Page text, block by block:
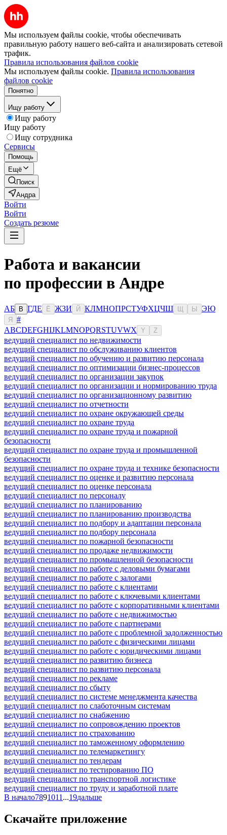
Мы используем файлы cookie, чтобы обеспечивать
правильную работу нашего веб-сайта и анализировать сетевой
трафик.
Правила использования файлов cookie
Мы используем файлы cookie. Правила использования
файлов cookie
Понятно
Ищу работу
Ищу работу
Ищу работу
Ищу сотрудника
Сервисы
Помощь
Ещё
Поиск
Андра
Войти
Войти
Создать резюме
Работа и вакансии
по профессии в Андре
АБ В ГДЕ Ё ЖЗИ Й КЛМНОПРСТУФХЦЧШ Ы ЭЮ
Я
#
ABCDEFGHIJKLMNOPQRSTUVWX Y Z
ведущий специалист по недвижимости
ведущий специалист по обслуживанию клиентов
ведущий специалист по обучению и развитию персонала
ведущий специалист по оптимизации бизнес-процессов
ведущий специалист по организации закупок
ведущий специалист по организации и нормированию труда
ведущий специалист по организационному развитию
ведущий специалист по отчетности
ведущий специалист по охране окружающей среды
ведущий специалист по охране труда
ведущий специалист по охране труда и пожарной
безопасности
ведущий специалист по охране труда и промышленной
безопасности
ведущий специалист по охране труда и технике безопасности
ведущий специалист по оценке и развитию персонала
ведущий специалист по оценке персонала
ведущий специалист по персоналу
ведущий специалист по планированию
ведущий специалист по планированию производства
ведущий специалист по подбору и адаптации персонала
ведущий специалист по подбору персонала
ведущий специалист по пожарной безопасности
ведущий специалист по продаже недвижимости
ведущий специалист по промышленной безопасности
ведущий специалист по работе с деловыми бумагами
ведущий специалист по работе с залогами
ведущий специалист по работе с клиентами
ведущий специалист по работе с ключевыми клиентами
ведущий специалист по работе с корпоративными клиентами
ведущий специалист по работе с недвижимостью
ведущий специалист по работе с партнерами
ведущий специалист по работе с проблемной задолженностью
ведущий специалист по работе с физическими лицами
ведущий специалист по работе с юридическими лицами
ведущий специалист по развитию бизнеса
ведущий специалист по развитию персонала
ведущий специалист по рекламе
ведущий специалист по сбыту
ведущий специалист по системе менеджмента качества
ведущий специалист по слаботочным системам
ведущий специалист по снабжению
ведущий специалист по сопровождению проектов
ведущий специалист по страхованию
ведущий специалист по таможенному оформлению
ведущий специалист по телемаркетингу
ведущий специалист по тендерам
ведущий специалист по тестированию ПО
ведущий специалист по транспортной логистике
ведущий специалист по труду и заработной плате
В начало7891011 ...19дальше
Скачайте приложение